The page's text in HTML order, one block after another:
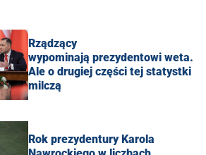
Rządzący
wypominają prezydentowi weta.
Ale o drugiej części tej statystki
milczą
Rok prezydentury Karola